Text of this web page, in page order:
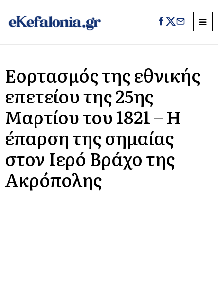
Εορτασμός της εθνικής
επετείου της 25ης
Μαρτίου του 1821 – Η
έπαρση της σημαίας
στον Ιερό Βράχο της
Ακρόπολης